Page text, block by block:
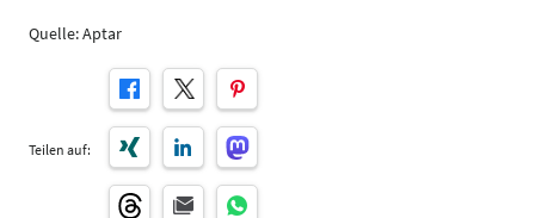
Quelle: Aptar
Teilen auf: